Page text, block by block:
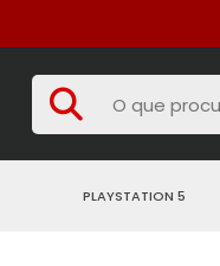
PLAYSTATION 5